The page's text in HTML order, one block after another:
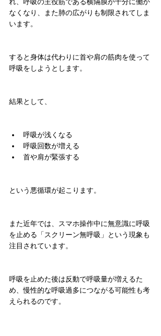
れ、呼吸の主役筋である横隔膜が十分に働か
なくなり、また肺の広がりも制限されてしま
います。
すると身体は代わりに首や肩の筋肉を使って
呼吸をしようとします。
結果として、
呼吸が浅くなる
呼吸回数が増える
首や肩が緊張する
という悪循環が起こります。
また近年では、スマホ操作中に無意識に呼吸
を止める「スクリーン無呼吸」という現象も
注目されています。
呼吸を止めた後は反動で呼吸量が増えるた
め、慢性的な呼吸過多につながる可能性も考
えられるのです。